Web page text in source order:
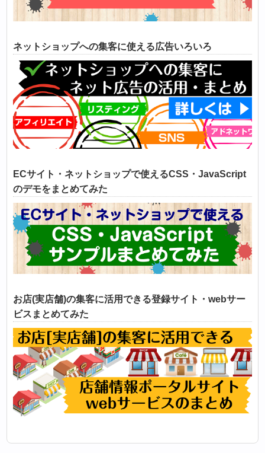
ネットショップへの集客に使える広告いろいろ
ECサイト・ネットショップで使えるCSS・JavaScript
のデモをまとめてみた
お店(実店舗)の集客に活用できる登録サイト・webサー
ビスまとめてみた